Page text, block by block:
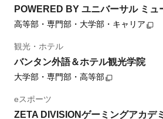
POWERED BY ユニバーサル ミュ
高等部・専門部・大学部・キャリア
観光・ホテル
バンタン外語＆ホテル観光学院
大学部・専門部・高等部
eスポーツ
ZETA DIVISIONゲーミングアカデ